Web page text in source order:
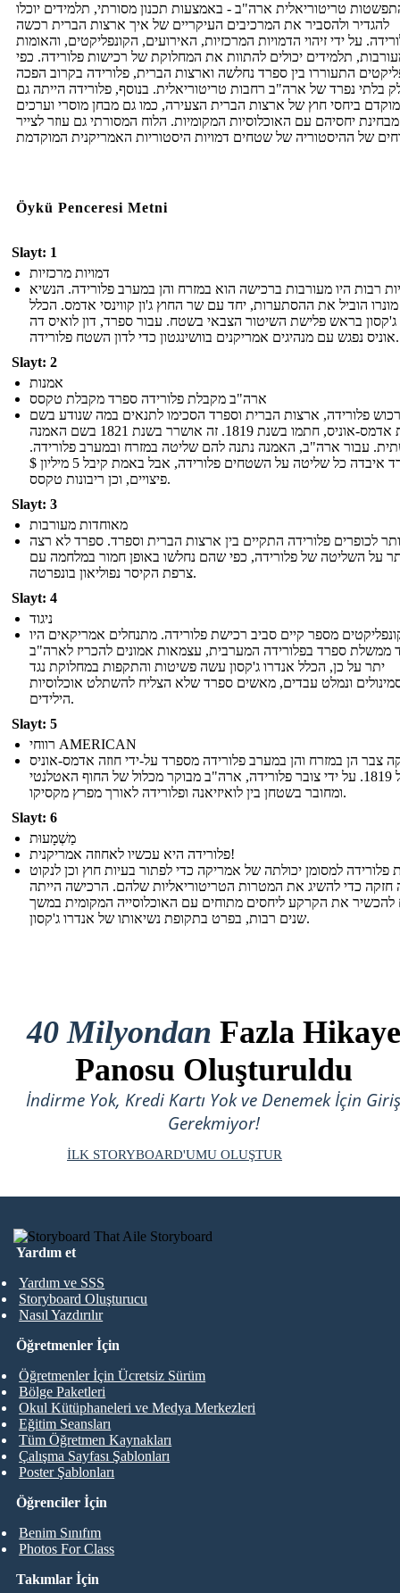
טריטוריאלית ארה"ב - באמצעות תכנון מסורתי, תלמידים יוכלו
להגדיר ולהסביר את המרכיבים העיקריים של איך ארצות הברית רכשה
על ידי זיהוי הדמויות המרכזיות, האירועים, הקונפליקטים, והאומות
תלמידים יכולים להתוות את המחלוקת של רכישות פלורידה. כפי
התעוררו בין ספרד נחלשה וארצות הברית, פלורידה בקרוב הפכה
בלתי נפרד של ארה"ב רחבות טריטוריאלית. בנוסף, פלורידה הייתה גם
ביחסי חוץ של ארצות הברית הצעירה, כמו גם מבחן מוסרי וערכים
מבחינת יחסיהם עם האוכלוסיות המקומיות. הלוח המסורתי גם עוזר לצייר
Öykü Penceresi Metni
Slayt: 1
דמויות מרכזיות
רבות היו מעורבות ברכישה הוא במזרח והן במערב פלורידה. הנשיא
מונרו הוביל את ההסתערות, יחד עם שר החוץ ג'ון קווינסי אדמס. הכלל
ג'קסון בראש פלישת השיטור הצבאי בשטח. עבור ספרד, דון לואיס דה
אוניס נפגש עם מנהיגים אמריקנים בוושינגטון כדי לדון השטח פלורידה.
Slayt: 2
אמנות
ארה"ב מקבלת פלורידה ספרד מקבלת טקסס
פלורידה, ארצות הברית וספרד הסכימו לתנאים במה שנודע בשם
אמנת אדמס-אוניס, חתמו בשנת 1819. זה אושרר בשנת 1821 בשם האמנה
עבור ארה"ב, האמנה נתנה להם שליטה במזרח ובמערב פלורידה.
ספרד איבדה כל שליטה על השטחים פלורידה, אבל באמת קיבל 5 מיליון $
פיצויים, וכן ריבונות טקסס.
Slayt: 3
מאוחדות מעורבות
לכופרים פלורידה התקיים בין ארצות הברית וספרד. ספרד לא רצה
על השליטה של ​​פלורידה, כפי שהם נחלשו באופן חמור במלחמה עם
צרפת הקיסר נפוליאון בונפרטה.
Slayt: 4
ניגוד
מספר קיים סביב רכישת פלורידה. מתנחלים אמריקאים היו
ממשלת ספרד בפלורידה המערבית, עצמאות אמונים להכריז לארה"ב
יתר על כן, הכלל אנדרו ג'קסון עשה פשיטות והתקפות במחלוקת נגד
ונמלט עבדים, מאשים ספרד שלא הצליח להשתלט אוכלוסיות
הילידים.
Slayt: 5
רווחי AMERICAN
צבר הן במזרח והן במערב פלורידה מספרד על-ידי חוזה אדמס-אוניס
של 1819. על ידי צובר פלורידה, ארה"ב מבוקר מכלול של החוף האטלנטי
ומחובר בשטחן בין לואיזיאנה ופלורידה לאורך מפרץ מקסיקו.
Slayt: 6
מַשְׁמָעוּת
פלורידה היא עכשיו לאחוזה אמריקנית!
פלורידה למסומן יכולתה של אמריקה כדי לפתור בעיות חוץ וכן לנקוט
חזקה כדי להשיג את המטרות הטריטוריאליות שלהם. הרכישה הייתה
להכשיר את הקרקע ליחסים מתוחים עם האוכלוסייה המקומית במשך
שנים רבות, בפרט בתקופת נשיאותו של אנדרו ג'קסון.
40 Milyondan Fazla Hikaye
Panosu Oluşturuldu
İndirme Yok, Kredi Kartı Yok ve Denemek İçin Giriş
Gerekmiyor!
İLK STORYBOARD'UMU OLUŞTUR
Yardım et
Yardım ve SSS
Storyboard Oluşturucu
Nasıl Yazdırılır
Öğrenciler İçin
Benim Sınıfım
Photos For Class
Öğretmenler İçin
Öğretmenler İçin Ücretsiz Sürüm
Bölge Paketleri
Okul Kütüphaneleri ve Medya Merkezleri
Eğitim Seansları
Tüm Öğretmen Kaynakları
Çalışma Sayfası Şablonları
Poster Şablonları
Takımlar İçin